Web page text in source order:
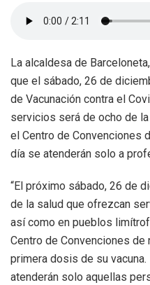
La alcaldesa de
que el sábado, 26 de
de Vacunación contra el
servicios será de ocho de
el Centro de Convenciones
día se atenderán solo a
“El próximo sábado, 26 de
de la salud que ofrezcan
así como en pueblos
Centro de Convenciones
primera dosis de su
atenderán solo aquellas